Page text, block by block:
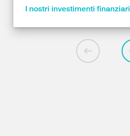
I nostri investimenti finanziari